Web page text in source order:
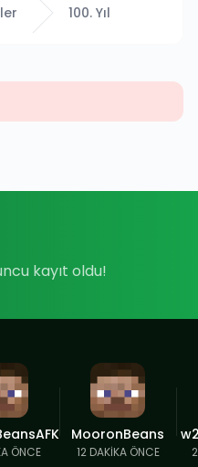
100. Yıl
kayıt oldu!
ÖNCE
MooronBeans
12 DAKIKA ÖNCE